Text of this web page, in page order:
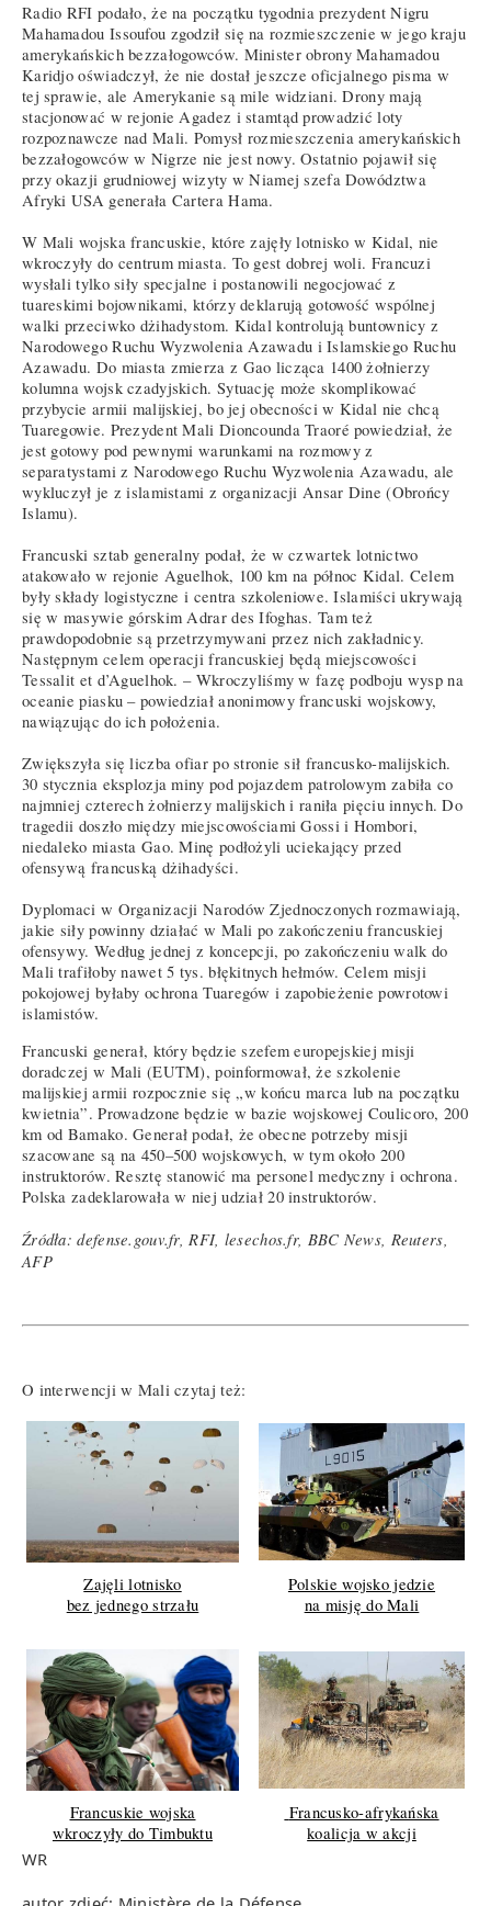
Radio RFI podało, że na początku tygodnia prezydent Nigru
Mahamadou Issoufou zgodził się na rozmieszczenie w jego kraju
amerykańskich bezzałogowców. Minister obrony Mahamadou
Karidjo oświadczył, że nie dostał jeszcze oficjalnego pisma w
tej sprawie, ale Amerykanie są mile widziani. Drony mają
stacjonować w rejonie Agadez i stamtąd prowadzić loty
rozpoznawcze nad Mali. Pomysł rozmieszczenia amerykańskich
bezzałogowców w Nigrze nie jest nowy. Ostatnio pojawił się
przy okazji grudniowej wizyty w Niamej szefa Dowództwa
Afryki USA generała Cartera Hama.
W Mali wojska francuskie, które zajęły lotnisko w Kidal, nie
wkroczyły do centrum miasta. To gest dobrej woli. Francuzi
wysłali tylko siły specjalne i postanowili negocjować z
tuareskimi bojownikami, którzy deklarują gotowość wspólnej
walki przeciwko dżihadystom. Kidal kontrolują buntownicy z
Narodowego Ruchu Wyzwolenia Azawadu i Islamskiego Ruchu
Azawadu. Do miasta zmierza z Gao licząca 1400 żołnierzy
kolumna wojsk czadyjskich. Sytuację może skomplikować
przybycie armii malijskiej, bo jej obecności w Kidal nie chcą
Tuaregowie. Prezydent Mali Dioncounda Traoré powiedział, że
jest gotowy pod pewnymi warunkami na rozmowy z
separatystami z Narodowego Ruchu Wyzwolenia Azawadu, ale
wykluczył je z islamistami z organizacji Ansar Dine (Obrońcy
Islamu).
Francuski sztab generalny podał, że w czwartek lotnictwo
atakowało w rejonie Aguelhok, 100 km na północ Kidal. Celem
były składy logistyczne i centra szkoleniowe. Islamiści ukrywają
się w masywie górskim Adrar des Ifoghas. Tam też
prawdopodobnie są przetrzymywani przez nich zakładnicy.
Następnym celem operacji francuskiej będą miejscowości
Tessalit et d’Aguelhok. – Wkroczyliśmy w fazę podboju wysp na
oceanie piasku – powiedział anonimowy francuski wojskowy,
nawiązując do ich położenia.
Zwiększyła się liczba ofiar po stronie sił francusko-malijskich.
30 stycznia eksplozja miny pod pojazdem patrolowym zabiła co
najmniej czterech żołnierzy malijskich i raniła pięciu innych. Do
tragedii doszło między miejscowościami Gossi i Hombori,
niedaleko miasta Gao. Minę podłożyli uciekający przed
ofensywą francuską dżihadyści.
Dyplomaci w Organizacji Narodów Zjednoczonych rozmawiają,
jakie siły powinny działać w Mali po zakończeniu francuskiej
ofensywy. Według jednej z koncepcji, po zakończeniu walk do
Mali trafiłoby nawet 5 tys. błękitnych hełmów. Celem misji
pokojowej byłaby ochrona Tuaregów i zapobieżenie powrotowi
islamistów.
Francuski generał, który będzie szefem europejskiej misji
doradczej w Mali (EUTM), poinformował, że szkolenie
malijskiej armii rozpocznie się „w końcu marca lub na początku
kwietnia”. Prowadzone będzie w bazie wojskowej Coulicoro, 200
km od Bamako. Generał podał, że obecne potrzeby misji
szacowane są na 450–500 wojskowych, w tym około 200
instruktorów. Resztę stanowić ma personel medyczny i ochrona.
Polska zadeklarowała w niej udział 20 instruktorów.
Źródła: defense.gouv.fr, RFI, lesechos.fr, BBC News, Reuters,
AFP
O interwencji w Mali czytaj też:
Zajęli lotnisko
bez jednego strzału
Polskie wojsko jedzie
na misję do Mali
Francuskie wojska
wkroczyły do Timbuktu
Francusko-afrykańska
koalicja w akcji
WR